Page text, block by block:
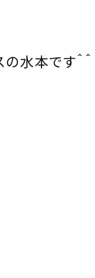
水本です＾＾